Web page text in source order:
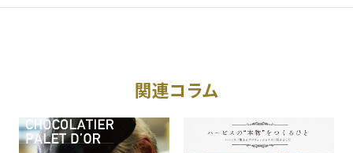
関連コラム